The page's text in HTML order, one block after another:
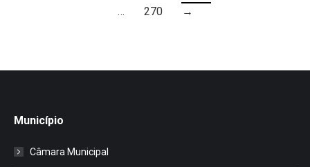
…
270 →
Município
Câmara Municipal